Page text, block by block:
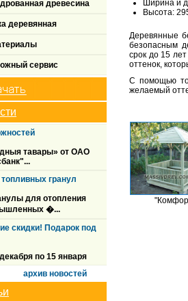
древесина
деревянная
сервис
тавары» от ОАО
гранул
для отопления
�...
скидки! Подарок под
по 15 января
архив новостей
Ширина и
Высота:
Деревянные
безопасным
срок до 15
оттенок,
С помощью
желаемый